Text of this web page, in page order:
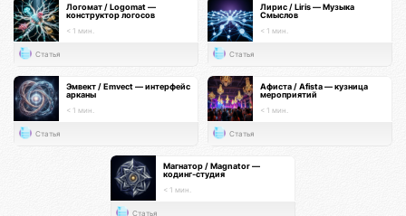
Логомат / Logomat —
конструктор логосов
< 1 мин.
Статья
Лирис / Liris — Музыка
Смыслов
< 1 мин.
Статья
Эмвект / Emvect — интерфейс
арканы
< 1 мин.
Статья
Афиста / Afista — кузница
мероприятий
< 1 мин.
Статья
Магнатор / Magnator —
кодинг-студия
< 1 мин.
Статья